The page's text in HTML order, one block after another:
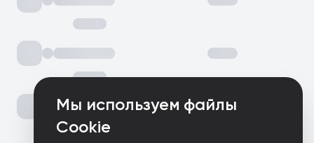
Мы используем файлы
Cookie